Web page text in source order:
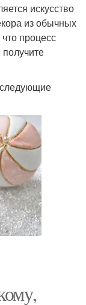
искусство
из обычных
процесс
следующие